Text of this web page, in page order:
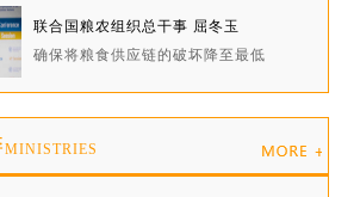
联合国粮农组织总干事 屈冬玉
确保将粮食供应链的破坏降至最低
MINISTRIES